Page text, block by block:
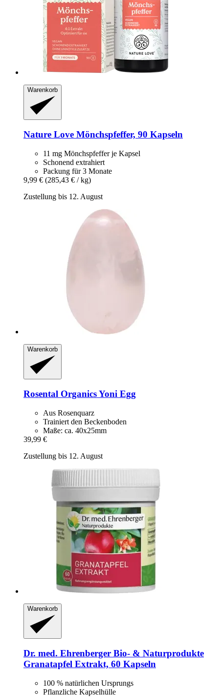
Warenkorb
Nature Love Mönchspfeffer, 90 Kapseln
11 mg Mönchspfeffer je Kapsel
Schonend extrahiert
Packung für 3 Monate
9,99 € (285,43 € / kg)
Zustellung bis 12. August
Warenkorb
Rosental OrganicsYoni Egg
Aus Rosenquarz
Trainiert den Beckenboden
Maße: ca. 40x25mm
39,99 €
Zustellung bis 12. August
Warenkorb
Dr. med. Ehrenberger Bio- & Naturprodukte
Granatapfel Extrakt, 60 Kapseln
100 % natürlichen Ursprungs
Pflanzliche Kapselhülle